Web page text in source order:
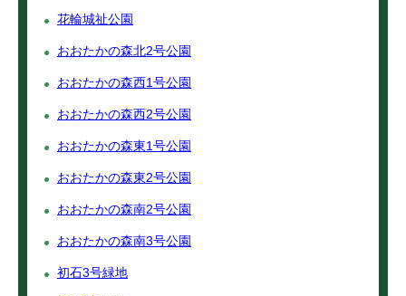
花輪城祉公園
おおたかの森北2号公園
おおたかの森西1号公園
おおたかの森西2号公園
おおたかの森東1号公園
おおたかの森東2号公園
おおたかの森南2号公園
おおたかの森南3号公園
初石3号緑地